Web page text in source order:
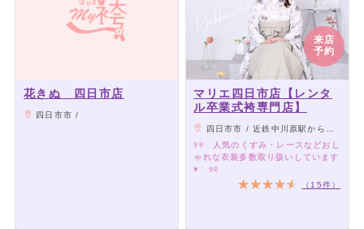
花きぬ 四日市店
四日市市 /
来店
予約
マリエ四日市店【レンタ
ル卒業式袴専門店】
四日市市 / 近鉄中川原駅から徒歩9分
୨୧ 人気のくすみ・レースなどおし
ゃれな衣装多数取り扱いしています
♥ ୨୧
（15件）